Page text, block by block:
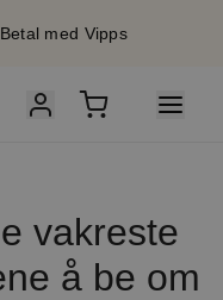
med Vipps
vakreste
å be om